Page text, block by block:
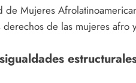
de Mujeres
de las mujeres